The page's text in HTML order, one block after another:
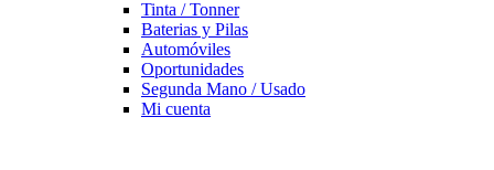
Tinta / Tonner
Baterias y Pilas
Automóviles
Oportunidades
Segunda Mano / Usado
Mi cuenta